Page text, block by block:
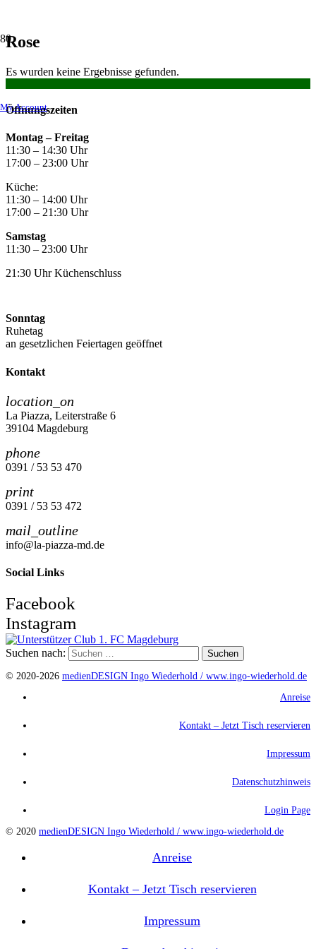
My Account
Rose
Es wurden keine Ergebnisse gefunden.
Öffnungszeiten
Montag –Freitag
11:30 – 14:30 Uhr
17:00 – 23:00 Uhr
Küche:
11:30 – 14:00 Uhr
17:00 – 21:30 Uhr
Samstag
11:30 – 23:00 Uhr
21:30 Uhr Küchenschluss
Sonntag
Ruhetag
an gesetzlichen Feiertagen geöffnet
Kontakt
location_on
La Piazza, Leiterstraße 6
39104 Magdeburg
phone
0391 / 53 53 470
print
0391 / 53 53 472
mail_outline
info@la-piazza-md.de
Social Links
Facebook
Instagram
Suchen nach:
© 2020-2026 medienDESIGN Ingo Wiederhold / www.ingo-wiederhold.de
Anreise
Kontakt – Jetzt Tisch reservieren
Impressum
Datenschutzhinweis
Login Page
© 2020 medienDESIGN Ingo Wiederhold / www.ingo-wiederhold.de
Anreise
Kontakt – Jetzt Tisch reservieren
Impressum